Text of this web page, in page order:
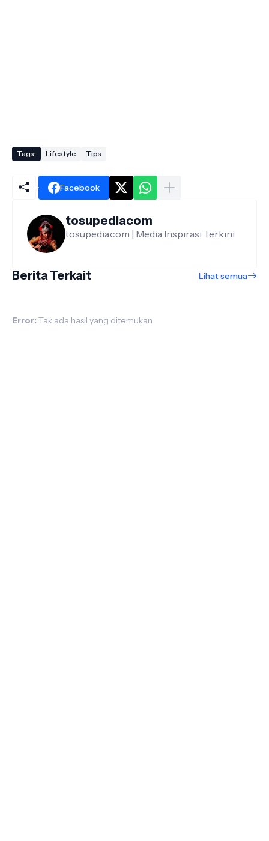
Tags: Lifestyle Tips
Facebook
tosupediacom
tosupedia.com | Media Inspirasi Terkini
Berita Terkait Lihat semua
Error: Tak ada hasil yang ditemukan